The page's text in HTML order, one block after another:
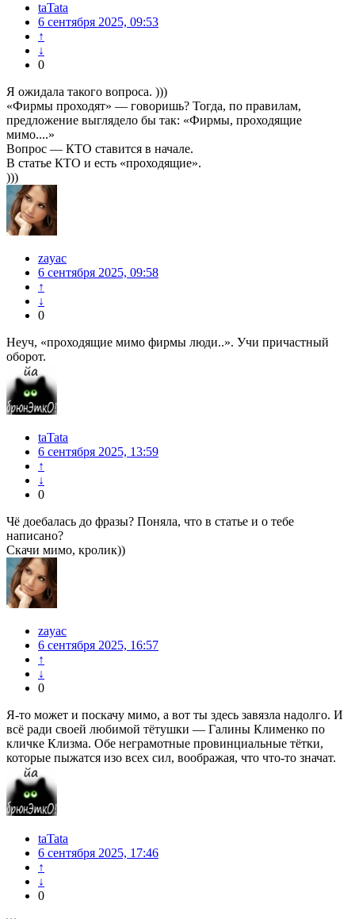
taTata
6 сентября 2025, 09:53
↑
↓
0
Я ожидала такого вопроса. )))
«Фирмы проходят» — говоришь? Тогда, по правилам,
предложение выглядело бы так: «Фирмы, проходящие
мимо....»
Вопрос — КТО ставится в начале.
В статье КТО и есть «проходящие».
)))
zayac
6 сентября 2025, 09:58
↑
↓
0
Неуч, «проходящие мимо фирмы люди..». Учи причастный
оборот.
taTata
6 сентября 2025, 13:59
↑
↓
0
Чё доебалась до фразы? Поняла, что в статье и о тебе
написано?
Скачи мимо, кролик))
zayac
6 сентября 2025, 16:57
↑
↓
0
Я-то может и поскачу мимо, а вот ты здесь завязла надолго. И
всё ради своей любимой тётушки — Галины Клименко по
кличке Клизма. Обе неграмотные провинциальные тётки,
которые пыжатся изо всех сил, воображая, что что-то значат.
taTata
6 сентября 2025, 17:46
↑
↓
0